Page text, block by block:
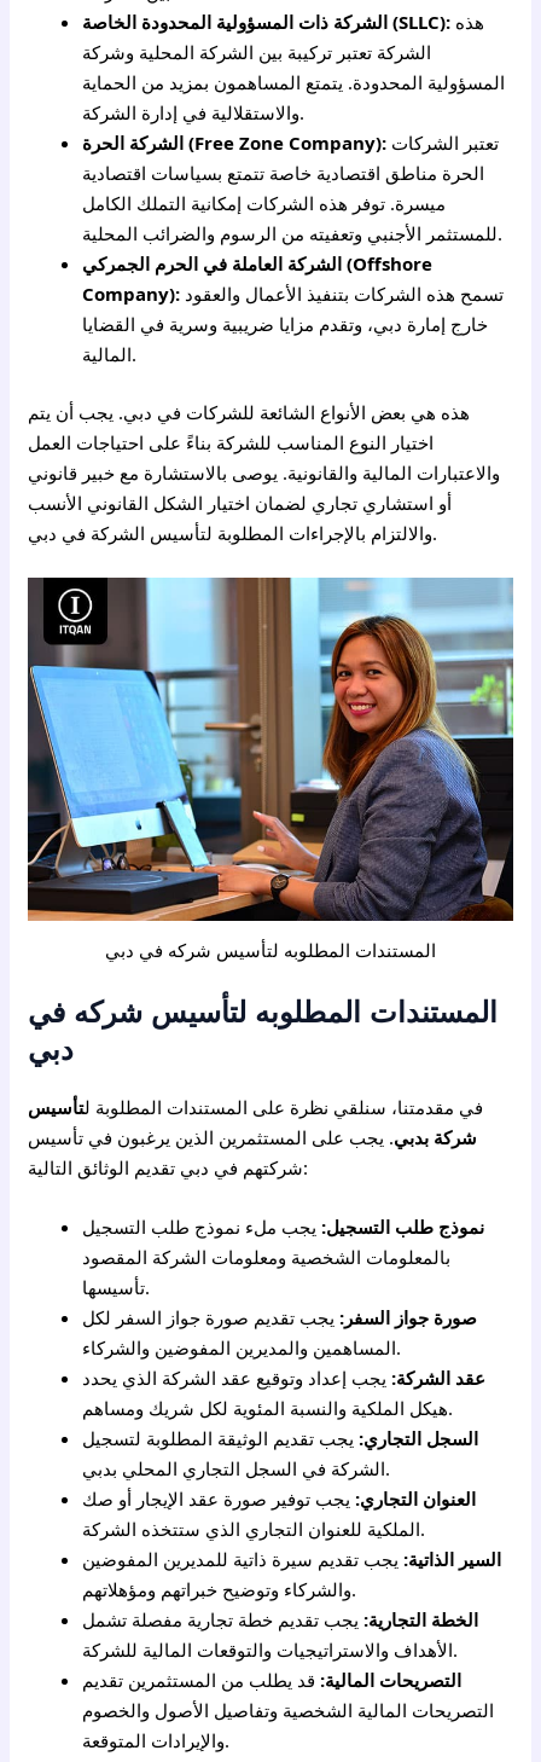
الشركة ذات المسؤولية المحدودة الخاصة (SLLC):
الشركة تعتبر تركيبة بين الشركة المحلية وشركة
المسؤولية المحدودة. يتمتع المساهمون بمزيد من الحماية
والاستقلالية في إدارة الشركة.
الشركة الحرة (Free Zone Company):
الحرة مناطق اقتصادية خاصة تتمتع بسياسات اقتصادية
ميسرة. توفر هذه الشركات إمكانية التملك الكامل
للمستثمر الأجنبي وتعفيته من الرسوم والضرائب المحلية.
الشركة العاملة في الحرم الجمركي (Offshore
Company):
خارج إمارة دبي، وتقدم مزايا ضريبية وسرية في القضايا
المالية.
هذه هي بعض الأنواع الشائعة للشركات في دبي. يجب أن يتم
اختيار النوع المناسب للشركة بناءً على احتياجات العمل
والاعتبارات المالية والقانونية. يوصى بالاستشارة مع خبير قانوني
أو استشاري تجاري لضمان اختيار الشكل القانوني الأنسب
والالتزام بالإجراءات المطلوبة لتأسيس الشركة في دبي.
المستندات المطلوبه لتأسيس شركه في دبي
المستندات المطلوبه لتأسيس شركه في
دبي
في مقدمتنا، سنلقي نظرة على المستندات المطلوبة لتأسيس
شركة بدبي. يجب على المستثمرين الذين يرغبون في تأسيس
شركتهم في دبي تقديم الوثائق التالية:
نموذج طلب التسجيل: يجب ملء نموذج طلب التسجيل
بالمعلومات الشخصية ومعلومات الشركة المقصود
تأسيسها.
صورة جواز السفر: يجب تقديم صورة جواز السفر لكل
المساهمين والمديرين المفوضين والشركاء.
عقد الشركة: يجب إعداد وتوقيع عقد الشركة الذي يحدد
هيكل الملكية والنسبة المئوية لكل شريك ومساهم.
السجل التجاري: يجب تقديم الوثيقة المطلوبة لتسجيل
الشركة في السجل التجاري المحلي بدبي.
العنوان التجاري: يجب توفير صورة عقد الإيجار أو صك
الملكية للعنوان التجاري الذي ستتخذه الشركة.
السير الذاتية: يجب تقديم سيرة ذاتية للمديرين المفوضين
والشركاء وتوضيح خبراتهم ومؤهلاتهم.
الخطة التجارية: يجب تقديم خطة تجارية مفصلة تشمل
الأهداف والاستراتيجيات والتوقعات المالية للشركة.
التصريحات المالية: قد يطلب من المستثمرين تقديم
التصريحات المالية الشخصية وتفاصيل الأصول والخصوم
والإيرادات المتوقعة.